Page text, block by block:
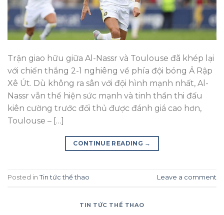
Trận giao hữu giữa Al-Nassr và Toulouse đã khép lại
với chiến thắng 2-1 nghiêng về phía đội bóng Ả Rập
Xê Út. Dù không ra sân với đội hình mạnh nhất, Al-
Nassr vẫn thể hiện sức mạnh và tinh thần thi đấu
kiên cường trước đối thủ được đánh giá cao hơn,
Toulouse – […]
CONTINUE READING →
Posted in Tin tức thể thao Leave a comment
TIN TỨC THỂ THAO